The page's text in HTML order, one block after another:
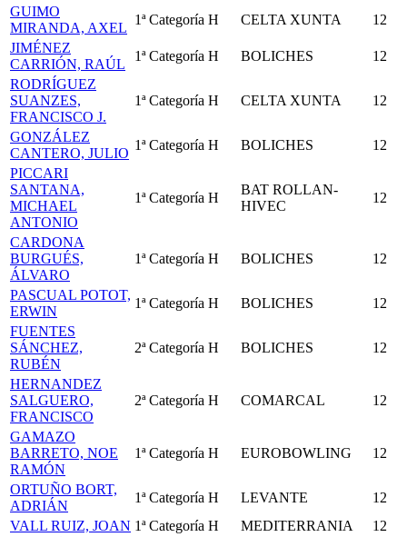
GUIMO
MIRANDA, AXEL
1ª Categoría H CELTA XUNTA
12
JIMÉNEZ
CARRIÓN, RAÚL
1ª Categoría H BOLICHES
12
RODRÍGUEZ
SUANZES,
FRANCISCO J.
1ª Categoría H CELTA XUNTA 12
GONZÁLEZ
CANTERO, JULIO
1ª Categoría H BOLICHES
12
PICCARI
SANTANA,
MICHAEL
ANTONIO
1ª Categoría H
BAT ROLLAN-
HIVEC
12
CARDONA
BURGUÉS,
ÁLVARO
1ª Categoría H BOLICHES 12
PASCUAL POTOT,
ERWIN
1ª Categoría H BOLICHES
12
FUENTES
SÁNCHEZ,
RUBÉN
2ª Categoría H BOLICHES 12
HERNANDEZ
SALGUERO,
FRANCISCO
2ª Categoría H COMARCAL 12
GAMAZO
BARRETO, NOE
RAMÓN
1ª Categoría H EUROBOWLING 12
ORTUÑO BORT,
ADRIÁN
1ª Categoría H LEVANTE
12
VALL RUIZ, JOAN 1ª Categoría H MEDITERRANIA
12